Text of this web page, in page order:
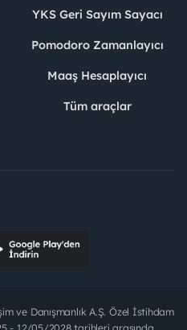
YKS Geri Sayım Sayacı
Pomodoro Zamanlayıcı
Maaş Hesaplayıcı
Tüm araçlar
ve Danışmanlık A.Ş. Özel İstihdam